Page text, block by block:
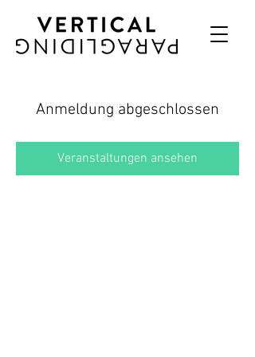
Anmeldung abgeschlossen
Veranstaltungen ansehen